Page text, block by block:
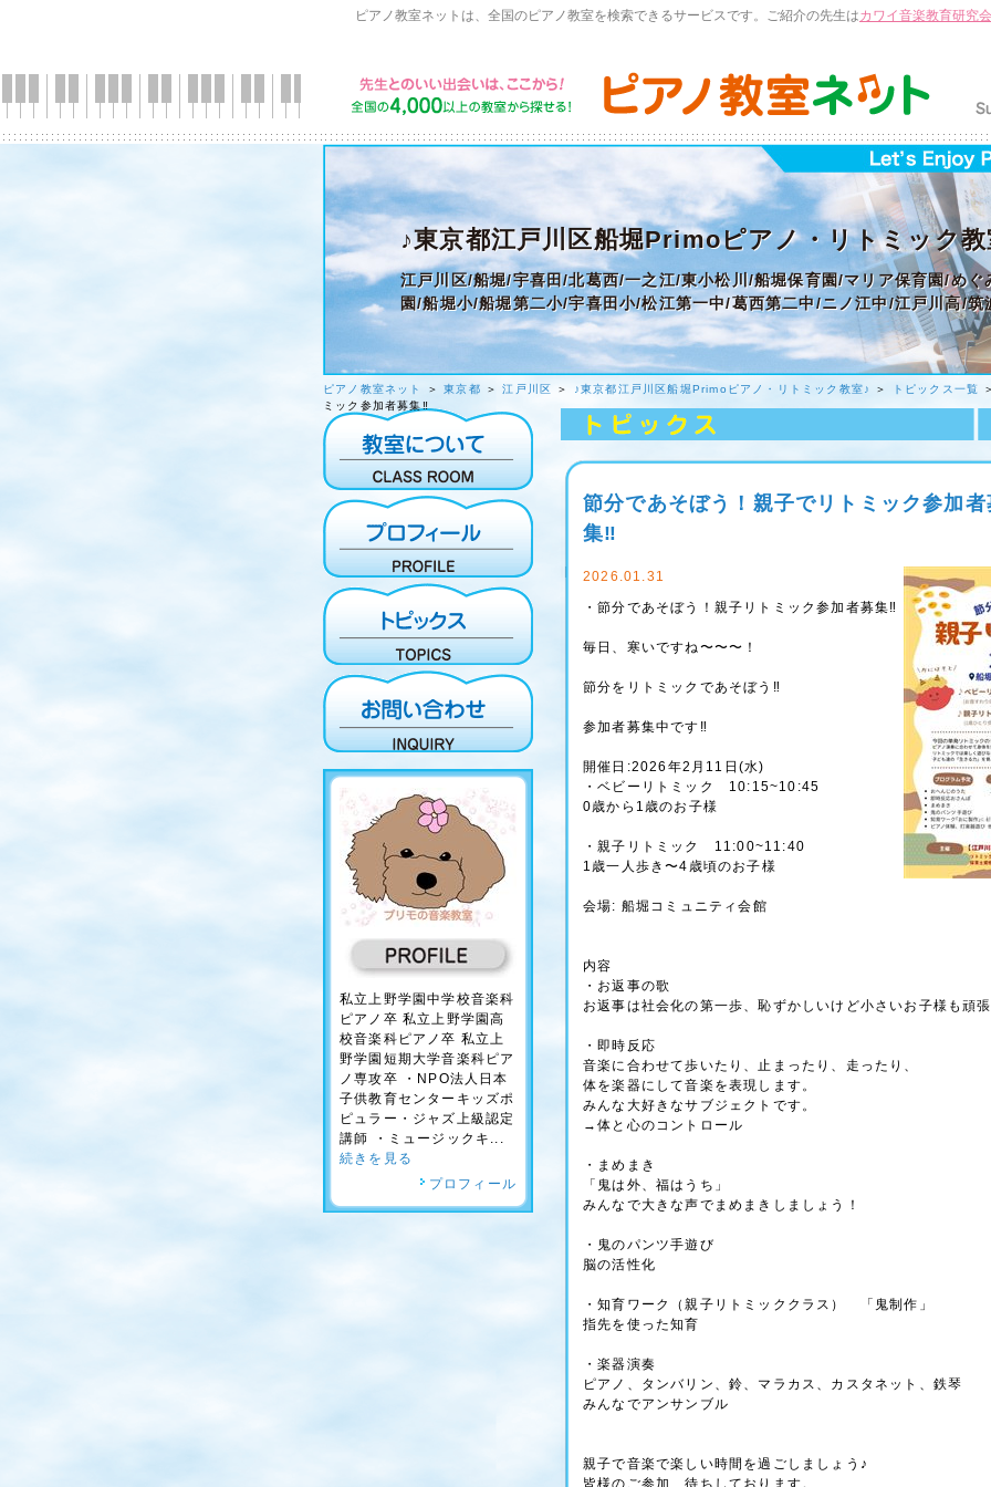
ピアノ教室ネットは、全国のピアノ教室を検索できるサービスです。ご紹介の先生はカワイ音楽教育研究会
♪東京都江戸川区船堀Primoピアノ・リトミック教
江戸川区/船堀/宇喜田/北葛西/一之江/東小松川/船堀保育園/マリア保育園/めぐ
園/船堀小/船堀第二小/宇喜田小/松江第一中/葛西第二中/ニノ江中/江戸川高/筑
ピアノ教室ネット ＞東京都 ＞江戸川区 ＞ ♪東京都江戸川区船堀Primoピアノ・リトミック教室♪ ＞ トピックス一覧
ミック参加者募集‼️
私立上野学園中学校音楽科
ピアノ卒 私立上野学園高
校音楽科ピアノ卒 私立上
野学園短期大学音楽科ピア
ノ専攻卒 ・NPO法人日本
子供教育センターキッズポ
ピュラー・ジャズ上級認定
講師 ・ミュージックキ...
続きを見る
プロフィール
節分であそぼう！親子でリトミック参加者
集‼️
2026.01.31
・節分であそぼう！親子リトミック参加者募集‼️
毎日、寒いですね〜〜〜！
節分をリトミックであそぼう‼️
参加者募集中です‼️
開催日:2026年2月11日(水)
・ベビーリトミック 10:15~10:45
0歳から1歳のお子様
・親子リトミック 11:00~11:40
1歳一人歩き〜4歳頃のお子様
会場: 船堀コミュニティ会館
内容
・お返事の歌
お返事は社会化の第一歩、恥ずかしいけど小さいお子様も頑
・即時反応
音楽に合わせて歩いたり、止まったり、走ったり、
体を楽器にして音楽を表現します。
みんな大好きなサブジェクトです。
→体と心のコントロール
・まめまき
「鬼は外、福はうち」
みんなで大きな声でまめまきしましょう！
・鬼のパンツ手遊び
脳の活性化
・知育ワーク（親子リトミッククラス） 「鬼制作」
指先を使った知育
・楽器演奏
ピアノ、タンバリン、鈴、マラカス、カスタネット、鉄琴
みんなでアンサンブル
親子で音楽で楽しい時間を過ごしましょう♪
皆様のご参加、待ちしております。